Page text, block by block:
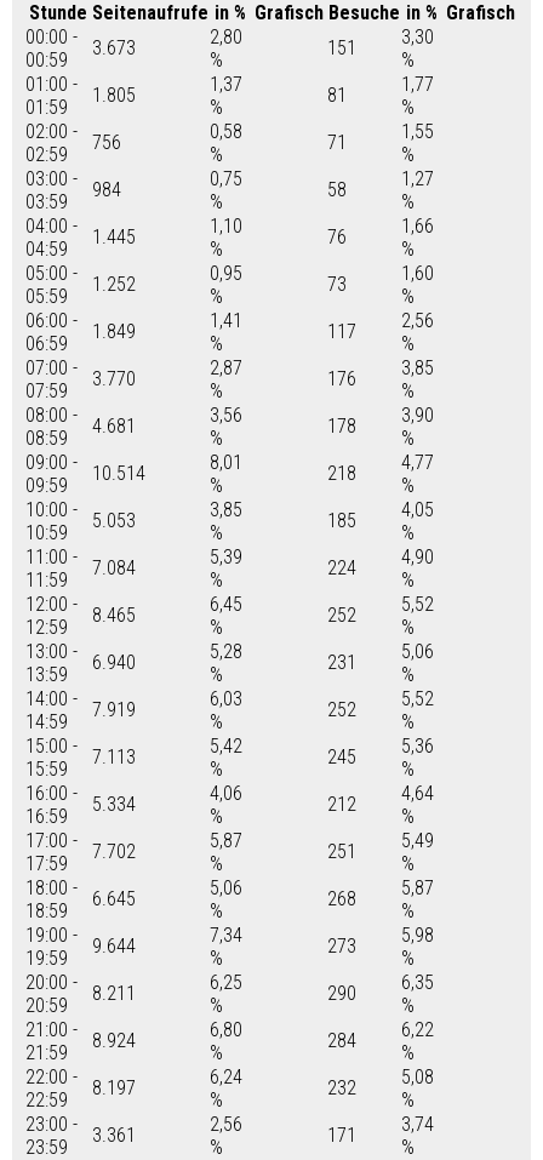
Stunde Seitenaufrufe in % Grafisch Besuche in % Grafisch
00:00 -
00:59
3.673
2,80
%
151
3,30
%
01:00 -
01:59
1.805
1,37
%
81
1,77
%
02:00 -
02:59
756
0,58
%
71
1,55
%
03:00 -
03:59
984
0,75
%
58
1,27
%
04:00 -
04:59
1.445
1,10
%
76
1,66
%
05:00 -
05:59
1.252
0,95
%
73
1,60
%
06:00 -
06:59
1.849
1,41
%
117
2,56
%
07:00 -
07:59
3.770
2,87
%
176
3,85
%
08:00 -
08:59
4.681
3,56
%
178
3,90
%
09:00 -
09:59
10.514
8,01
%
218
4,77
%
10:00 -
10:59
5.053
3,85
%
185
4,05
%
11:00 -
11:59
7.084
5,39
%
224
4,90
%
12:00 -
12:59
8.465
6,45
%
252
5,52
%
13:00 -
13:59
6.940
5,28
%
231
5,06
%
14:00 -
14:59
7.919
6,03
%
252
5,52
%
15:00 -
15:59
7.113
5,42
%
245
5,36
%
16:00 -
16:59
5.334
4,06
%
212
4,64
%
17:00 -
17:59
7.702
5,87
%
251
5,49
%
18:00 -
18:59
6.645
5,06
%
268
5,87
%
19:00 -
19:59
9.644
7,34
%
273
5,98
%
20:00 -
20:59
8.211
6,25
%
290
6,35
%
21:00 -
21:59
8.924
6,80
%
284
6,22
%
22:00 -
22:59
8.197
6,24
%
232
5,08
%
23:00 -
23:59
3.361
2,56
%
171
3,74
%